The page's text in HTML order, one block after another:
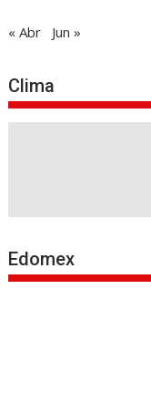
« Abr Jun »
Clima
Edomex